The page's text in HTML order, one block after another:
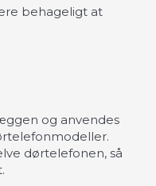
behageligt at
og anvendes
dørtelefonen, så